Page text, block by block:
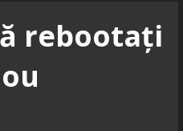
rebootați